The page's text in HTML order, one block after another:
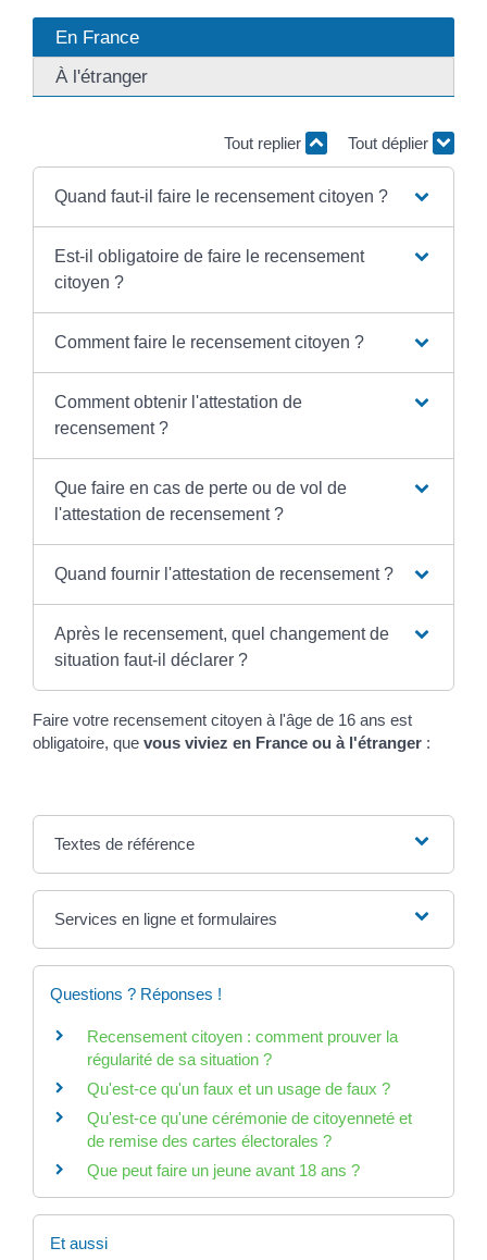
En France
À l'étranger
Tout replier Tout déplier
Quand faut-il faire le recensement citoyen ?
Est-il obligatoire de faire le recensement
citoyen ?
Comment faire le recensement citoyen ?
Comment obtenir l'attestation de
recensement ?
Que faire en cas de perte ou de vol de
l'attestation de recensement ?
Quand fournir l'attestation de recensement ?
Après le recensement, quel changement de
situation faut-il déclarer ?
Faire votre recensement citoyen à l'âge de 16 ans est
obligatoire, que vous viviez en France ou à l'étranger :
Textes de référence
Services en ligne et formulaires
Questions ? Réponses !
Recensement citoyen : comment prouver la
régularité de sa situation ?
Qu'est-ce qu'un faux et un usage de faux ?
Qu'est-ce qu'une cérémonie de citoyenneté et
de remise des cartes électorales ?
Que peut faire un jeune avant 18 ans ?
Et aussi